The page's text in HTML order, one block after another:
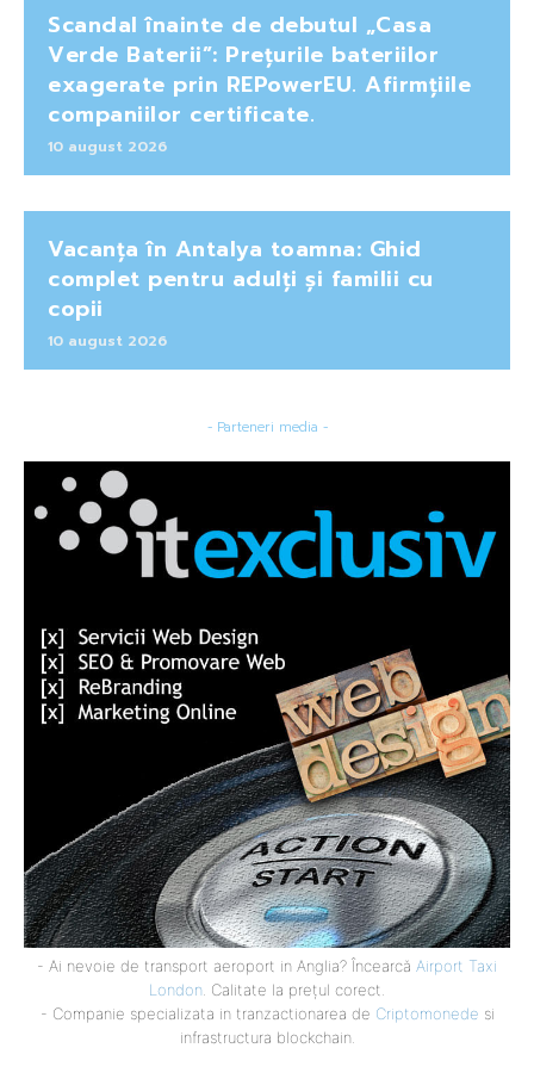
Scandal înainte de debutul „Casa
Verde Baterii”: Prețurile bateriilor
exagerate prin REPowerEU. Afirmțiile
companiilor certificate.
10 august 2026
Vacanța în Antalya toamna: Ghid
complet pentru adulți și familii cu
copii
10 august 2026
- Parteneri media -
- Ai nevoie de transport aeroport in Anglia? Încearcă Airport Taxi
London . Calitate la prețul corect.
- Companie specializata in tranzactionarea de Criptomonede si
infrastructura blockchain.